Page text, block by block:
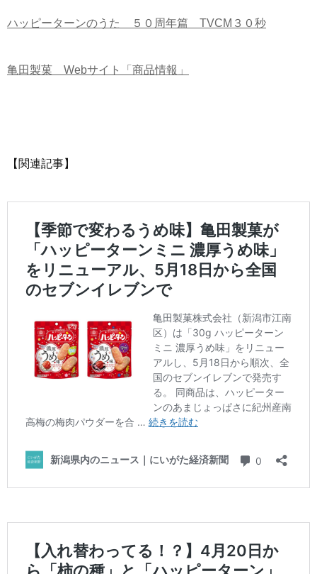
ハッピーターンのうた ５０周年篇 TVCM３０秒
亀田製菓 Webサイト「商品情報」
【関連記事】